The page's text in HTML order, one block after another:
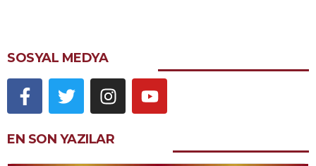
SOSYAL MEDYA
EN SON YAZILAR